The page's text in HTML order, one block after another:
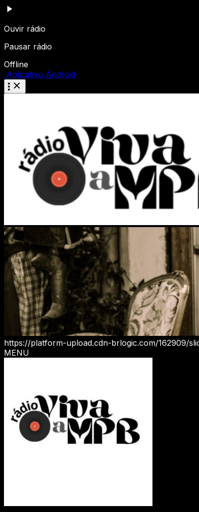
Ouvir rádio
Pausar rádio
Offline
Aplicativo Android
https://platform-upload.cdn-brlogic.com/162909/
MENU